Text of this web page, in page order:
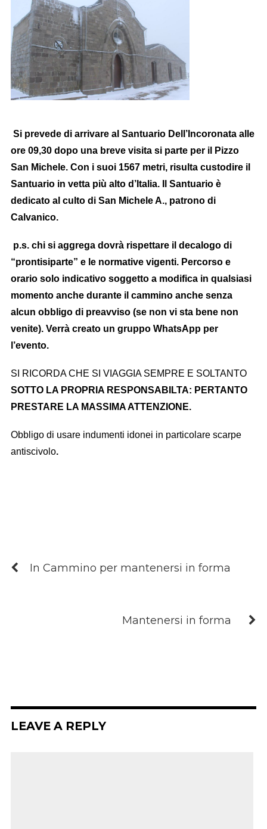
Si prevede di arrivare al Santuario Dell’Incoronata alle
ore 09,30 dopo una breve visita si parte per il Pizzo
San Michele. Con i suoi 1567 metri, risulta custodire il
Santuario in vetta più alto d’Italia. Il Santuario è
dedicato al culto di San Michele A., patrono di
Calvanico.
p.s. chi si aggrega dovrà rispettare il decalogo di
“prontisiparte” e le normative vigenti. Percorso e
orario solo indicativo soggetto a modifica in qualsiasi
momento anche durante il cammino anche senza
alcun obbligo di preavviso (se non vi sta bene non
venite). Verrà creato un gruppo WhatsApp per
l’evento.
SI RICORDA CHE SI VIAGGIA SEMPRE E SOLTANTO
SOTTO LA PROPRIA RESPONSABILTA: PERTANTO
PRESTARE LA MASSIMA ATTENZIONE.
Obbligo di usare indumenti idonei in particolare scarpe
antiscivolo.
In Cammino per mantenersi in forma
Mantenersi in forma
LEAVE A REPLY